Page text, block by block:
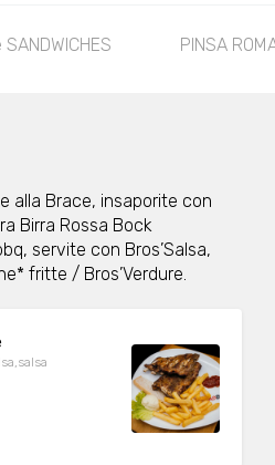
SANDWICHES PINSA
alla Brace, insaporite con
Birra Rossa Bock
servite con Bros’Salsa,
fritte / Bros’Verdure.